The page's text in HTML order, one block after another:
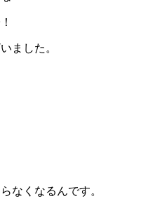
ました。
なくなるんです。